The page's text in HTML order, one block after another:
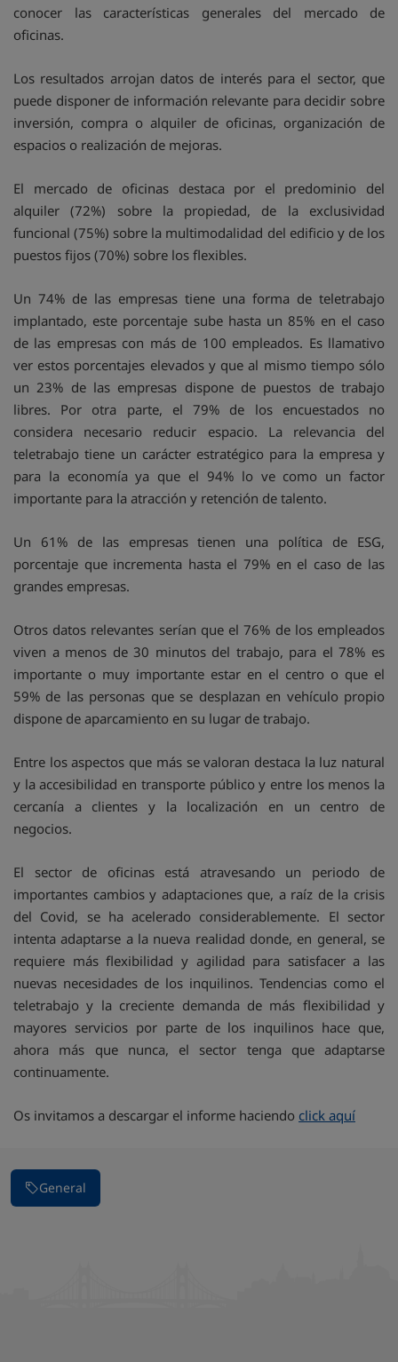
conocer las características generales del mercado de
oficinas.
Los resultados arrojan datos de interés para el sector, que
puede disponer de información relevante para decidir sobre
inversión, compra o alquiler de oficinas, organización de
espacios o realización de mejoras.
El mercado de oficinas destaca por el predominio del
alquiler (72%) sobre la propiedad, de la exclusividad
funcional (75%) sobre la multimodalidad del edificio y de los
puestos fijos (70%) sobre los flexibles.
Un 74% de las empresas tiene una forma de teletrabajo
implantado, este porcentaje sube hasta un 85% en el caso
de las empresas con más de 100 empleados. Es llamativo
ver estos porcentajes elevados y que al mismo tiempo sólo
un 23% de las empresas dispone de puestos de trabajo
libres. Por otra parte, el 79% de los encuestados no
considera necesario reducir espacio. La relevancia del
teletrabajo tiene un carácter estratégico para la empresa y
para la economía ya que el 94% lo ve como un factor
importante para la atracción y retención de talento.
Un 61% de las empresas tienen una política de ESG,
porcentaje que incrementa hasta el 79% en el caso de las
grandes empresas.
Otros datos relevantes serían que el 76% de los empleados
viven a menos de 30 minutos del trabajo, para el 78% es
importante o muy importante estar en el centro o que el
59% de las personas que se desplazan en vehículo propio
dispone de aparcamiento en su lugar de trabajo.
Entre los aspectos que más se valoran destaca la luz natural
y la accesibilidad en transporte público y entre los menos la
cercanía a clientes y la localización en un centro de
negocios.
El sector de oficinas está atravesando un periodo de
importantes cambios y adaptaciones que, a raíz de la crisis
del Covid, se ha acelerado considerablemente. El sector
intenta adaptarse a la nueva realidad donde, en general, se
requiere más flexibilidad y agilidad para satisfacer a las
nuevas necesidades de los inquilinos. Tendencias como el
teletrabajo y la creciente demanda de más flexibilidad y
mayores servicios por parte de los inquilinos hace que,
ahora más que nunca, el sector tenga que adaptarse
continuamente.
Os invitamos a descargar el informe haciendo click aquí
General